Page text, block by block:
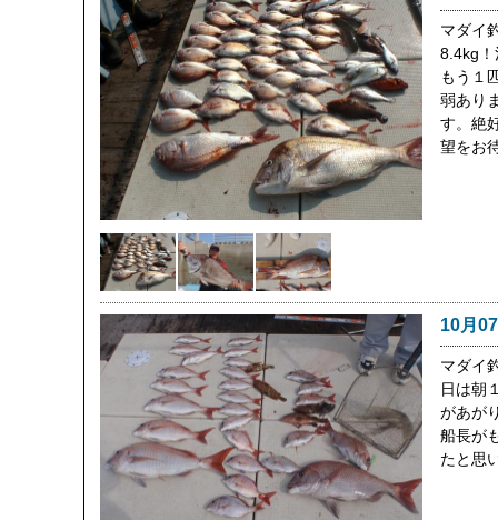
マダイ
8.4kg！
もう１
弱あり
す。絶
望をお
10月
マダイ
日は朝
があが
船長が
たと思